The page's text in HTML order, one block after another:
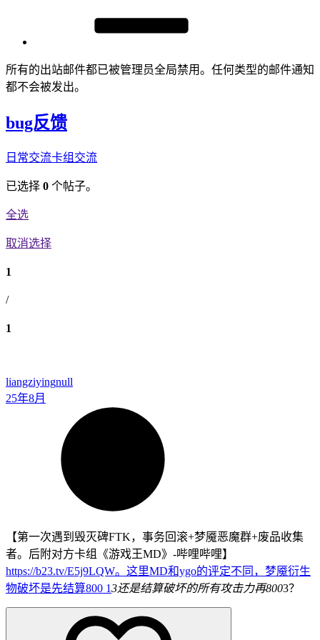
所有的出站邮件都已被管理员全局禁用。任何类型的邮件通知
都不会被发出。
bug反馈
日常交流卡组交流
已选择 0 个帖子。
全选
取消选择
1
/
1
liangziyingnull
25年8月
【第一次遇到毁灭碑FTK，事务回滚+梦魇恶魔群+废品收集
者。后附对方卡组《游戏王MD》-哔哩哔哩】
https://b23.tv/E5j9LQW。这里MD和ygo的评定不同，梦魇衍生
物破坏是先结算800 13还是结算破坏的所有攻击力再8003？